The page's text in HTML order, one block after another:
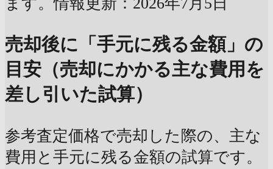
売却後に「手元に残る金額」の
目安（売却にかかる主な費用を
差し引いた試算）
参考査定価格で売却した際の、主な
費用と手元に残る金額の試算です。